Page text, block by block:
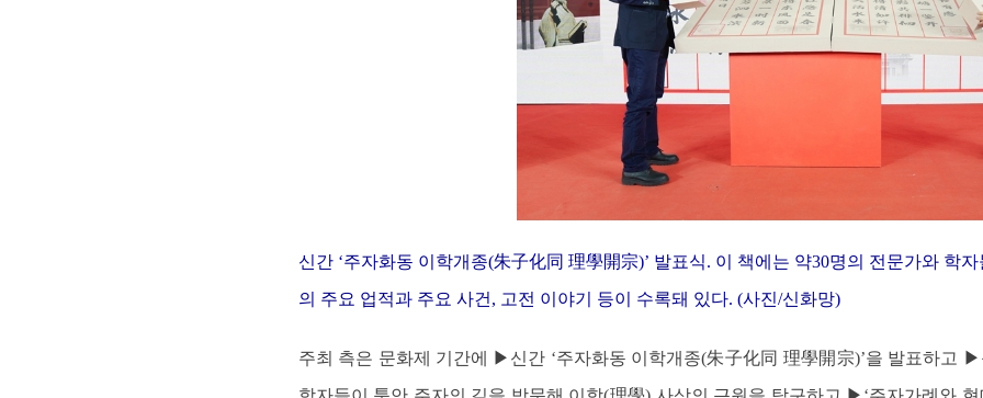
신간 ‘주자화동 이학개종(朱子化同 理學開宗)’ 발표식. 이 책에는 약30명의 전문가와 학
의 주요 업적과 주요 사건, 고전 이야기 등이 수록돼 있다. (사진/신화망)
주최 측은 문화제 기간에 ▶신간 ‘주자화동 이학개종(朱子化同 理學開宗)’을 발표하고